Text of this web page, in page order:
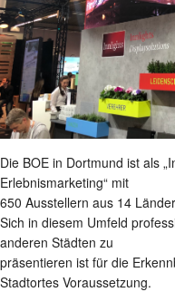
Die BOE in Dortmund ist als
Erlebnismarketing“ mit
650 Ausstellern aus 14
Sich in diesem Umfeld
anderen Städten zu
präsentieren ist für die
Stadtortes Voraussetzung.